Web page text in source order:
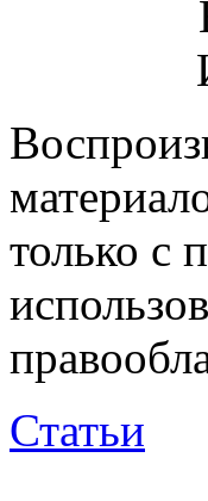
только с
Статьи